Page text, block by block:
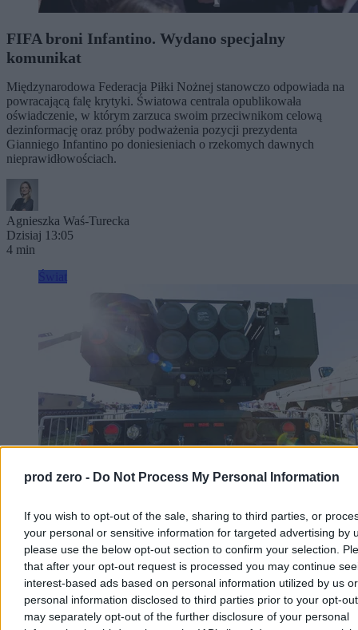
prod zero - Do Not Process My Personal Information
If you wish to opt-out of the sale, sharing to third parties, or
your personal or sensitive information for targeted advertising by
please use the below opt-out section to confirm your selection.
that after your opt-out request is processed you may continue
interest-based ads based on personal information utilized by us or
personal information disclosed to third parties prior to your opt-
may separately opt-out of the further disclosure of your personal
FIFA broni Infantino. Wydano specjalny
komunikat
Międzynarodowa Federacja Piłki Nożnej stanowczo odpowiada na
powracającą falę krytyki. Światowa centrala opublikowała
oświadczenie, w którym zarzuca swoim przeciwnikom celową
dezinformację oraz próby podważenia pozycji prezydenta
Gianniego Infantino po doniesieniach o rzekomych dawnych
nieprawidłowościach.
Agnieszka Waś-Turecka
Dzisiaj 13:05
4 min
USA dały zielone światło. Turcja odsprzedaje
Ukrainie pokaźny pakiet broni
Ukraina pozyska z Turcji pokaźny pakiet amunicji i ciężkiego
sprzętu wojskowego, w tym rakiety ATACMS oraz wyrzutnie
M270. Transakcja wymagała zielonego światła od Stanów
Zjednoczonych, które wydał już Departament Stanu. O szczegółach